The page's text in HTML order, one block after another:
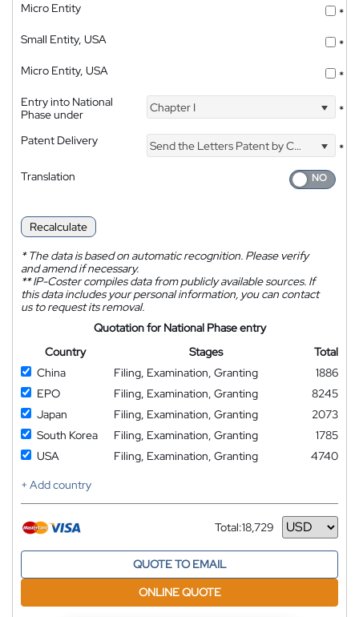
Micro Entity
*
Small Entity, USA
*
Micro Entity, USA
*
Entry into National
Phase under
Chapter I *
Patent Delivery Send the Letters Patent by Courier
*
Translation
Recalculate
*The data is based on automatic recognition. Please verify
and amend if necessary.
**IP-Coster compiles data from publicly available sources. If
this data includes your personal information, you can contact
us to request its removal.
Quotation for National Phase entry
Country
Stages
Total
China
Filing, Examination, Granting
1886
EPO
Filing, Examination, Granting
8245
Japan
Filing, Examination, Granting
2073
South Korea
Filing, Examination, Granting
1785
USA
Filing, Examination, Granting
4740
+ Add country
Total:18,729
Currency
QUOTE TO EMAIL
ONLINE QUOTE